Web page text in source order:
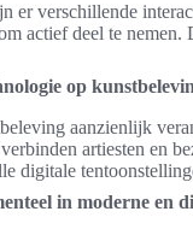
er verschillende
actief deel te nemen.
op
aanzienlijk
artiesten en
digitale
in moderne en